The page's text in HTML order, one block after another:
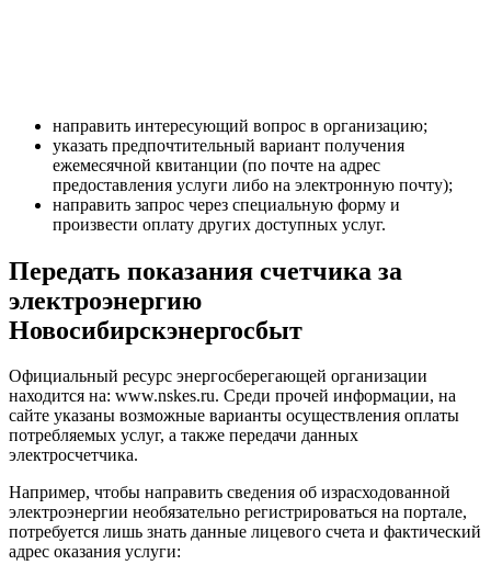
направить интересующий вопрос в организацию;
указать предпочтительный вариант получения
ежемесячной квитанции (по почте на адрес
предоставления услуги либо на электронную почту);
направить запрос через специальную форму и
произвести оплату других доступных услуг.
Передать показания счетчика за
электроэнергию
Новосибирскэнергосбыт
Официальный ресурс энергосберегающей организации
находится на: www.nskes.ru. Среди прочей информации, на
сайте указаны возможные варианты осуществления оплаты
потребляемых услуг, а также передачи данных
электросчетчика.
Например, чтобы направить сведения об израсходованной
электроэнергии необязательно регистрироваться на портале,
потребуется лишь знать данные лицевого счета и фактический
адрес оказания услуги: